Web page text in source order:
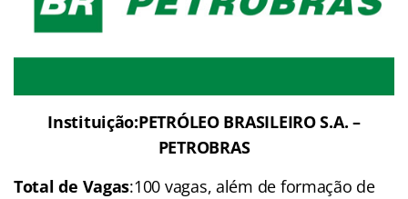
Instituição:PETRÓLEO BRASILEIRO S.A. –
PETROBRAS
Total de Vagas:100 vagas, além de formação de